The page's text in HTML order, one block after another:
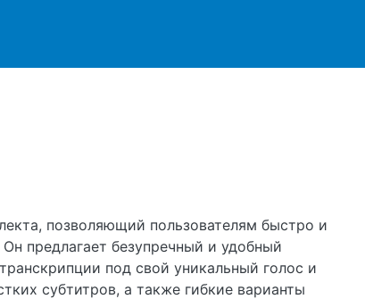
позволяющий пользователям быстро и
предлагает безупречный и удобный
под свой уникальный голос и
субтитров, а также гибкие варианты